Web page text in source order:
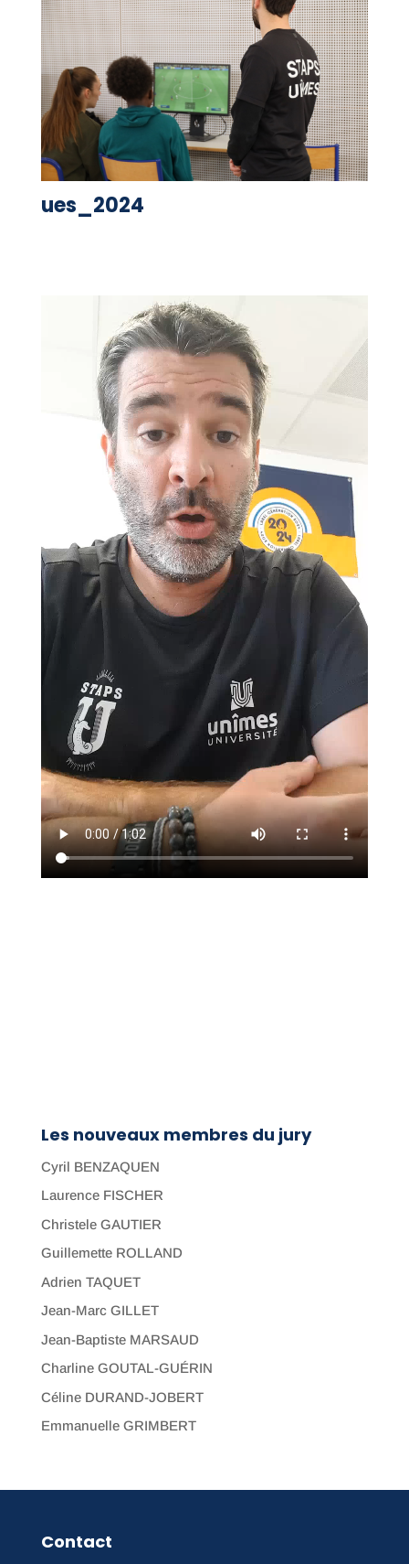
ues_2024
Les nouveaux membres du jury
Cyril BENZAQUEN
Laurence FISCHER
Christele GAUTIER
Guillemette ROLLAND
Adrien TAQUET
Jean-Marc GILLET
Jean-Baptiste MARSAUD
Charline GOUTAL-GUÉRIN
Céline DURAND-JOBERT
Emmanuelle GRIMBERT
Contact